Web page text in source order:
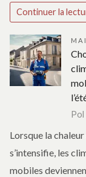
Continuer la
Pol
Lorsque la
s’intensifie, les
mobiles